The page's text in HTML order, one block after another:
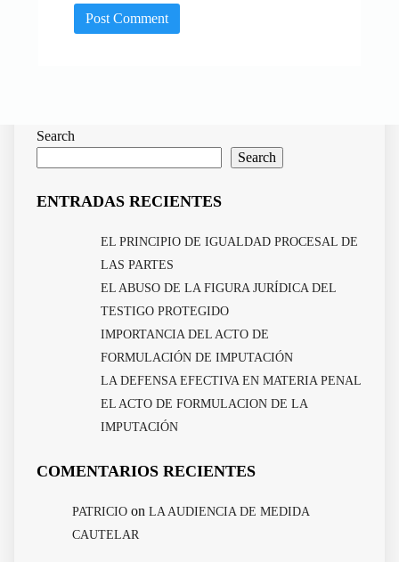
Search
Search
ENTRADAS RECIENTES
EL PRINCIPIO DE IGUALDAD PROCESAL DE
LAS PARTES
EL ABUSO DE LA FIGURA JURÍDICA DEL
TESTIGO PROTEGIDO
IMPORTANCIA DEL ACTO DE
FORMULACIÓN DE IMPUTACIÓN
LA DEFENSA EFECTIVA EN MATERIA PENAL
EL ACTO DE FORMULACION DE LA
IMPUTACIÓN
COMENTARIOS RECIENTES
PATRICIO on LA AUDIENCIA DE MEDIDA
CAUTELAR